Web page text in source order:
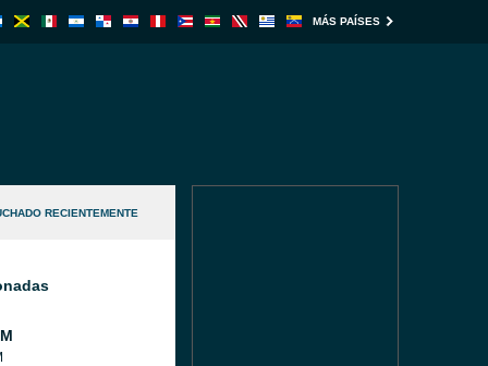
MÁS PAÍSES
RECIENTEMENTE